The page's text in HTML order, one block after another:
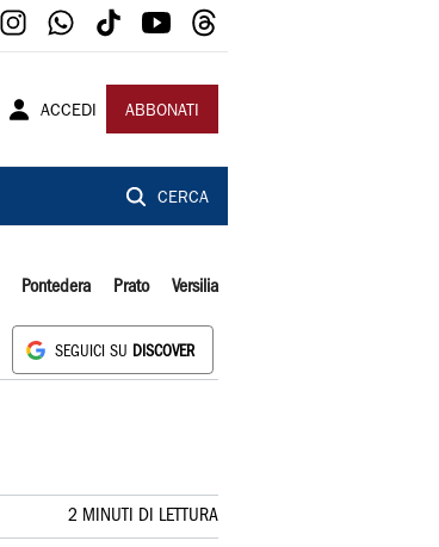
ACCEDI ABBONATI
CERCA
Pontedera Prato Versilia
SEGUICI SU DISCOVER
2 MINUTI DI LETTURA